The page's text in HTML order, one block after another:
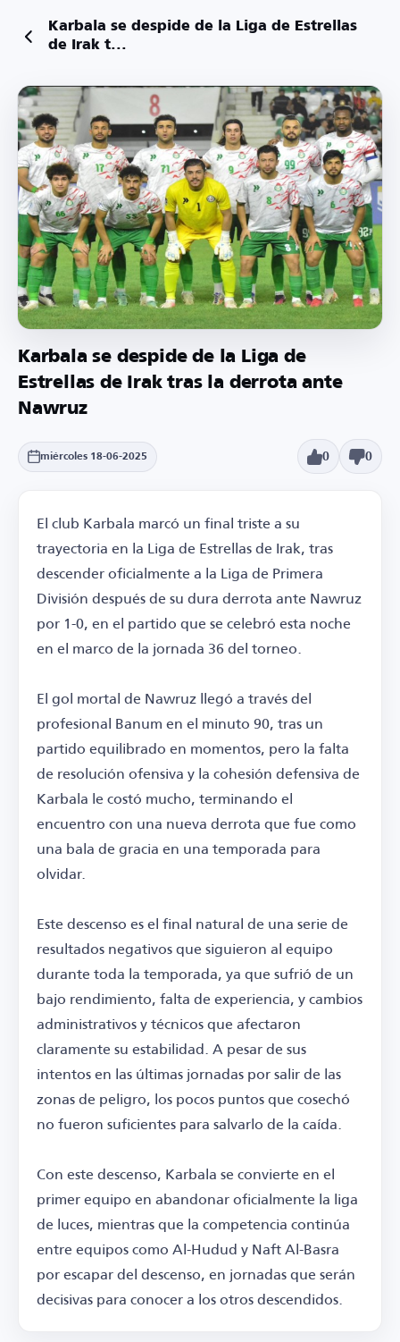
Karbala se despide de la Liga de Estrellas
de Irak t...
Karbala se despide de la Liga de
Estrellas de Irak tras la derrota ante
Nawruz
miércoles 18-06-2025 0 0
El club Karbala marcó un final triste a su
trayectoria en la Liga de Estrellas de Irak, tras
descender oficialmente a la Liga de Primera
División después de su dura derrota ante Nawruz
por 1-0, en el partido que se celebró esta noche
en el marco de la jornada 36 del torneo.
El gol mortal de Nawruz llegó a través del
profesional Banum en el minuto 90, tras un
partido equilibrado en momentos, pero la falta
de resolución ofensiva y la cohesión defensiva de
Karbala le costó mucho, terminando el
encuentro con una nueva derrota que fue como
una bala de gracia en una temporada para
olvidar.
Este descenso es el final natural de una serie de
resultados negativos que siguieron al equipo
durante toda la temporada, ya que sufrió de un
bajo rendimiento, falta de experiencia, y cambios
administrativos y técnicos que afectaron
claramente su estabilidad. A pesar de sus
intentos en las últimas jornadas por salir de las
zonas de peligro, los pocos puntos que cosechó
no fueron suficientes para salvarlo de la caída.
Con este descenso, Karbala se convierte en el
primer equipo en abandonar oficialmente la liga
de luces, mientras que la competencia continúa
entre equipos como Al-Hudud y Naft Al-Basra
por escapar del descenso, en jornadas que serán
decisivas para conocer a los otros descendidos.